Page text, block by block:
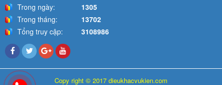
Trong ngày:
1305
Trong tháng:
13702
Tổng truy cập:
3108986
Copy right © 2017 dieukhacvukien.com